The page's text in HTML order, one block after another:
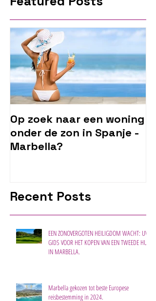
Op zoek naar een woning
onder de zon in Spanje -
Marbella?
Recent Posts
EEN ZONOVERGOTEN HEILIGDOM WACHT: UW
GIDS VOOR HET KOPEN VAN EEN TWEEDE HUIS
IN MARBELLA.
Marbella gekozen tot beste Europese
reisbestemming in 2024.